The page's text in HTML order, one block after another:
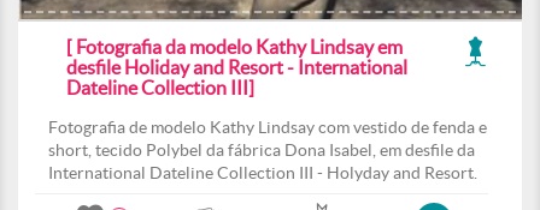
[ Fotografia da modelo Kathy Lindsay em
desfile Holiday and Resort - International
Dateline Collection III]
Fotografia de modelo Kathy Lindsay com vestido de fenda e
short, tecido Polybel da fábrica Dona Isabel, em desfile da
International Dateline Collection III - Holyday and Resort.